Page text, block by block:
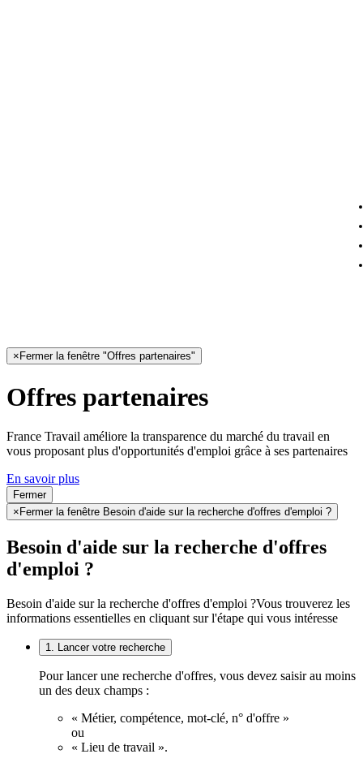
× Fermer la fenêtre "Offres partenaires"
Offres partenaires
France Travail améliore la transparence du marché du travail en
vous proposant plus d'opportunités d'emploi grâce à ses partenaires
En savoir plus
Fermer
× Fermer la fenêtre Besoin d'aide sur la recherche d'offres d'emploi ?
Besoin d'aide sur la recherche d'offres
d'emploi ?
Besoin d'aide sur la recherche d'offres d'emploi ?Vous trouverez les
informations essentielles en cliquant sur l'étape qui vous intéresse
1. Lancer votre recherche
Pour lancer une recherche d'offres, vous devez saisir au moins
un des deux champs :
« Métier, compétence, mot-clé, n° d'offre »
ou
« Lieu de travail ».